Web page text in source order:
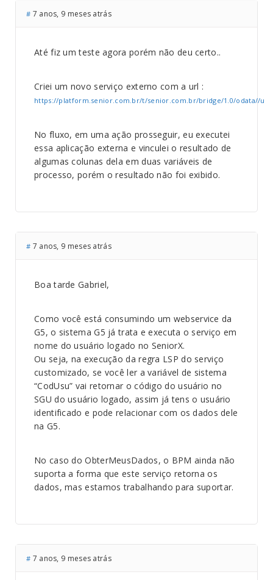
# 7 anos, 9 meses atrás
Até fiz um teste agora porém não deu certo..
Criei um novo serviço externo com a url :
https://platform.senior.com.br/t/senior.com.br/bridge/1.0/odata//
No fluxo, em uma ação prosseguir, eu executei
essa aplicação externa e vinculei o resultado de
algumas colunas dela em duas variáveis de
processo, porém o resultado não foi exibido.
# 7 anos, 9 meses atrás
Boa tarde Gabriel,
Como você está consumindo um webservice da
G5, o sistema G5 já trata e executa o serviço em
nome do usuário logado no SeniorX.
Ou seja, na execução da regra LSP do serviço
customizado, se você ler a variável de sistema
“CodUsu” vai retornar o código do usuário no
SGU do usuário logado, assim já tens o usuário
identificado e pode relacionar com os dados dele
na G5.
No caso do ObterMeusDados, o BPM ainda não
suporta a forma que este serviço retorna os
dados, mas estamos trabalhando para suportar.
# 7 anos, 9 meses atrás